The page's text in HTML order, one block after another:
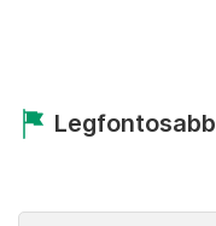
Legfontosabb